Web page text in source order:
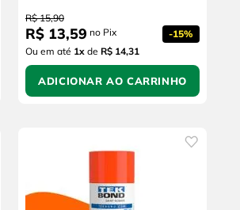
R$ 15,90
R$ 13,59 no Pix -15%
Ou em até 1x de R$ 14,31
ADICIONAR AO CARRINHO